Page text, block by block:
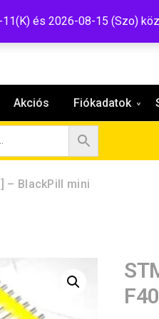
11(K) és 2026-08-15 (Szo)
Akciós Fiókadatok
– BlackPill mini